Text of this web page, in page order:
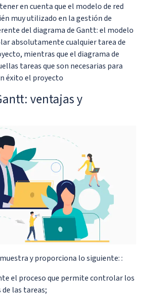
en cuenta que el modelo de red
muy utilizado en la gestión de
del diagrama de Gantt: el modelo
absolutamente cualquier tarea de
mientras que el diagrama de
tareas que son necesarias para
éxito el proyecto
ventajas y
y proporciona lo siguiente: :
el proceso que permite controlar los
las tareas;